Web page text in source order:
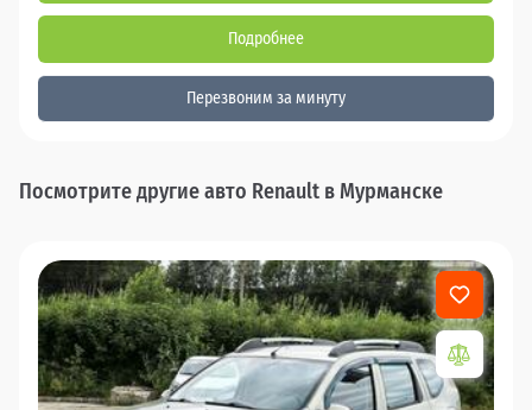
Подробнее
Перезвоним за минуту
Посмотрите другие авто Renault в Мурманске